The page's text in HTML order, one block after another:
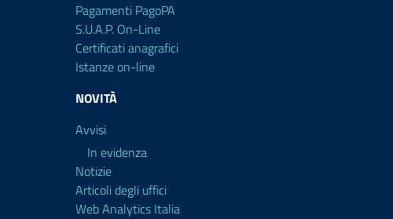
Pagamenti PagoPA
S.U.A.P. On-Line
Certificati anagrafici
Istanze on-line
NOVITÀ
Avvisi
In evidenza
Notizie
Articoli degli uffici
Web Analytics Italia